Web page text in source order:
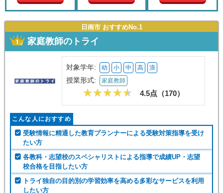
授業形
式
この条件で絞り込む
日南市 おすすめNo.1
家庭教師のトライ
対象学年: 幼 小 中 高 浪
授業形式: 家庭教師
4.5点（170）
こんな人におすすめ
受験情報に精通した教育プランナーによる受験対策指導を受け
たい方
各教科・志望校のスペシャリストによる指導で成績UP・志望
校合格を目指したい方
トライ独自の目的別の学習効率を高める多彩なサービスを利用
したい方